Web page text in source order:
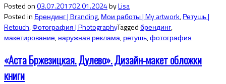
Posted on03.07.201702.01.2024byLisa
Posted in Брендинг | Branding,Мои работы | My artwork,Ретушь |
Retouch,Фотография | PhotographyTaggedбрендинг,
макетирование,наружная реклама,ретушь,фотография
«Аста Бржезицкая. Дулево». Дизайн-макет обложки
книги